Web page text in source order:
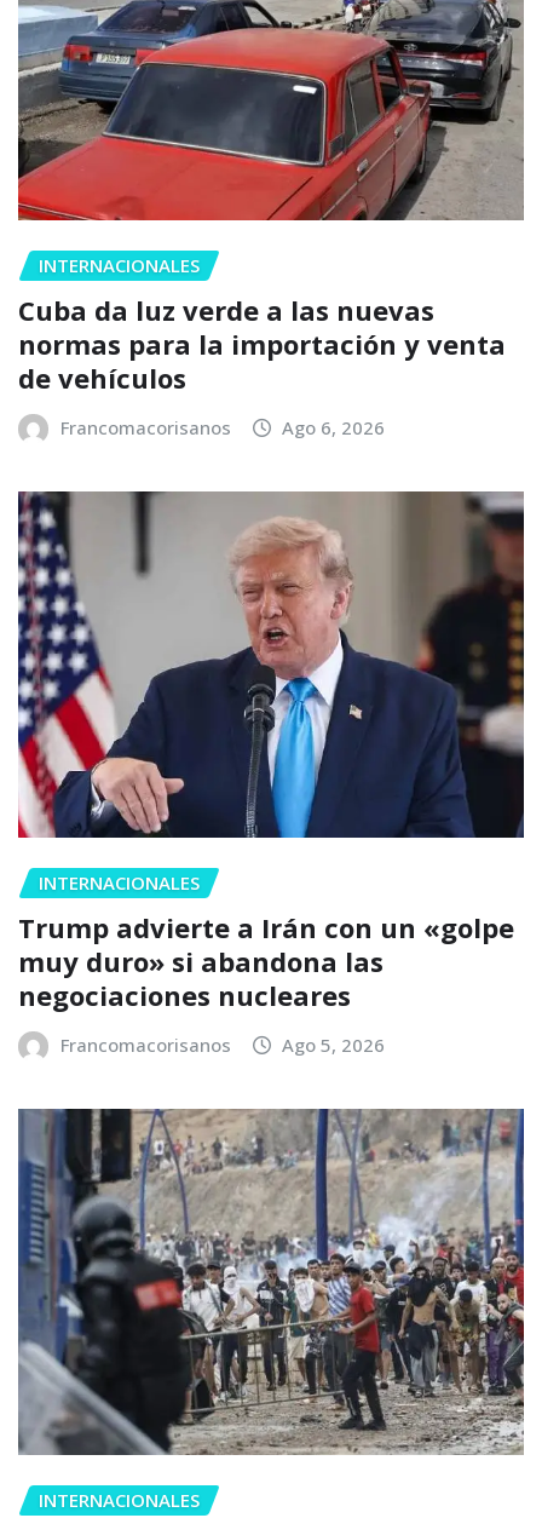
INTERNACIONALES
Cuba da luz verde a las nuevas
normas para la importación y venta
de vehículos
Francomacorisanos Ago 6, 2026
INTERNACIONALES
Trump advierte a Irán con un «golpe
muy duro» si abandona las
negociaciones nucleares
Francomacorisanos Ago 5, 2026
INTERNACIONALES